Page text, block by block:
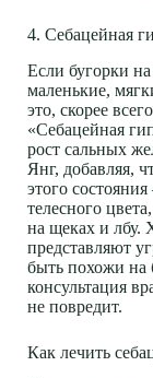
4. Себацейная
Если бугорки
маленькие,
это, скорее
«Себацейная
рост сальных
Янг, добавляя,
этого
телесного
на щеках и лбу.
представляют
быть похожи на
консультация
не повредит.
Как лечить